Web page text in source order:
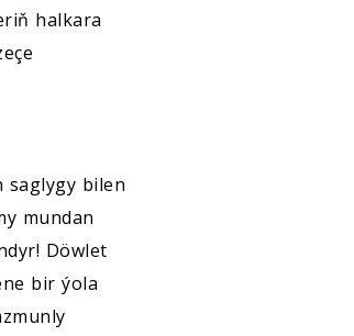
halkara
saglygy bilen
mundan
Döwlet
bir ýola